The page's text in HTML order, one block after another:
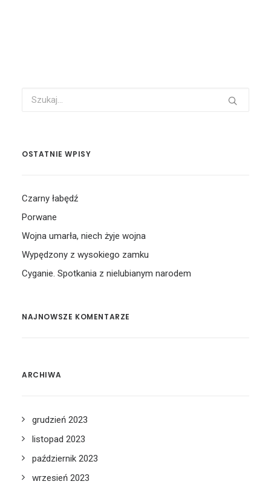
OSTATNIE WPISY
Czarny łabędź
Porwane
Wojna umarła, niech żyje wojna
Wypędzony z wysokiego zamku
Cyganie. Spotkania z nielubianym narodem
NAJNOWSZE KOMENTARZE
ARCHIWA
grudzień 2023
listopad 2023
październik 2023
wrzesień 2023